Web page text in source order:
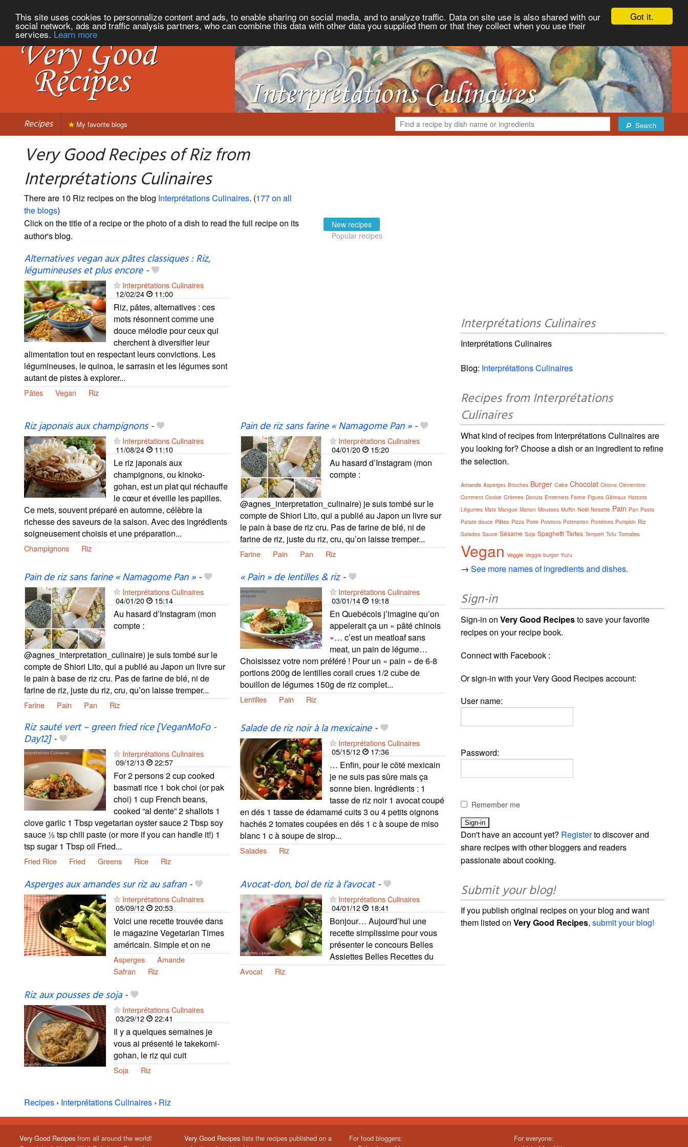
Got it.
This site uses cookies to personnalize content and ads, to enable sharing on social media, and to analyze traffic. Data on site use is also shared with our
social network, ads and traffic analysis partners, who can combine this data with other data you supplied them or that they collect when you use their
services. Learn more
Recipes Search
My favorite blogs
Very Good Recipes of Riz from
Interprétations Culinaires
There are 10 Riz recipes on the blog Interprétations Culinaires. (177 on all
the blogs)
Click on the title of a recipe or the photo of a dish to read the full recipe on its
author's blog.
New recipes
Popular recipes
Alternatives vegan aux pâtes classiques : Riz,
légumineuses et plus encore-
Interprétations Culinaires
12/02/24
11:00
Riz, pâtes, alternatives : ces
mots résonnent comme une
douce mélodie pour ceux qui
cherchent à diversifier leur
alimentation tout en respectant leurs convictions. Les
légumineuses, le quinoa, le sarrasin et les légumes sont
autant de pistes à explorer...
Pâtes Vegan Riz
Riz japonais aux champignons-
Interprétations Culinaires
11/08/24
11:10
Le riz japonais aux
champignons, ou kinoko-
gohan, est un plat qui réchauffe
le cœur et éveille les papilles.
Ce mets, souvent préparé en automne, célèbre la
richesse des saveurs de la saison. Avec des ingrédients
soigneusement choisis et une préparation...
Champignons Riz
Pain de riz sans farine « Namagome Pan »-
Interprétations Culinaires
04/01/20
15:20
Au hasard d’Instagram (mon
compte :
@agnes_interpretation_culinaire) je suis tombé sur le
compte de Shiori Lito, qui a publié au Japon un livre sur
le pain à base de riz cru. Pas de farine de blé, ni de
farine de riz, juste du riz, cru, qu’on laisse tremper...
Farine Pain Pan Riz
Pain de riz sans farine « Namagome Pan »-
Interprétations Culinaires
04/01/20
15:14
Au hasard d’Instagram (mon
compte :
@agnes_interpretation_culinaire) je suis tombé sur le
compte de Shiori Lito, qui a publié au Japon un livre sur
le pain à base de riz cru. Pas de farine de blé, ni de
farine de riz, juste du riz, cru, qu’on laisse tremper...
Farine Pain Pan Riz
« Pain » de lentilles & riz-
Interprétations Culinaires
03/01/14
19:18
En Quebécois j’imagine qu’on
appelerait ça un « pâté chinois
»… c’est un meatloaf sans
meat, un pain de légume…
Choisissez votre nom préféré ! Pour un « pain » de 6-8
portions 200g de lentilles corail crues 1/2 cube de
bouillon de légumes 150g de riz complet...
Lentilles Pain Riz
Riz sauté vert – green fried rice [VeganMoFo -
Day12]-
Interprétations Culinaires
09/12/13
22:57
For 2 persons 2 cup cooked
basmati rice 1 bok choi (or pak
choi) 1 cup French beans,
cooked “al dente” 2 shallots 1
clove garlic 1 Tbsp vegetarian oyster sauce 2 Tbsp soy
sauce ½ tsp chili paste (or more if you can handle it!) 1
tsp sugar 1 Tbsp oil Fried...
Fried Rice Fried Greens Rice Riz
Salade de riz noir à la mexicaine-
Interprétations Culinaires
05/15/12
17:36
… Enfin, pour le côté mexicain
je ne suis pas sûre mais ça
sonne bien. Ingrédients : 1
tasse de riz noir 1 avocat coupé
en dés 1 tasse de édamamé cuits 3 ou 4 petits oignons
hachés 2 tomates coupées en dés 1 c à soupe de miso
blanc 1 c à soupe de sirop...
Salades Riz
Asperges aux amandes sur riz au safran-
Interprétations Culinaires
05/09/12
20:53
Voici une recette trouvée dans
le magazine Vegetarian Times
américain. Simple et on ne
Asperges
Amande
Safran
Riz
Avocat-don, bol de riz à l’avocat-
Interprétations Culinaires
04/01/12
18:41
Bonjour… Aujourd’hui une
recette simplissime pour vous
présenter le concours Belles
Assiettes Belles Recettes du
Avocat Riz
Riz aux pousses de soja-
Interprétations Culinaires
03/29/12
22:41
Il y a quelques semaines je
vous ai présenté le takekomi-
gohan, le riz qui cuit
Soja Riz
Recipes › Interprétations Culinaires › Riz
Interprétations Culinaires
Interprétations Culinaires
Blog: Interprétations Culinaires
Recipes from Interprétations
Culinaires
What kind of recipes from Interprétations Culinaires are
you looking for? Choose a dish or an ingredient to refine
the selection.
Amande Asperges Brioches Burger Cake Chocolat Citrons Clémentine
Comment Cookie Crèmes Donuts Entremets Farine Figues Gâteaux Haricots
Légumes Maïs Mangue Marron Mousses Muffin Noël Noisette Pain Pan Pasta
Patate douce Pâtes Pizza Poire Poivrons Potimarron Protéines Pumpkin Riz
Salades Sauce Sésame Soja Spaghetti Tartes Tempeh Tofu Tomates
Vegan Veggie Veggie burger Yuzu
→See more names of ingredients and dishes.
Sign-in
Sign-in onVery Good Recipesto save your favorite
recipes on your recipe book.
Connect with Facebook :
Or sign-in with your Very Good Recipes account:
User name:
Password:
Remember me
Don't have an account yet? Registerto discover and
share recipes with other bloggers and readers
passionate about cooking.
Submit your blog!
If you publish original recipes on your blog and want
them listed onVery Good Recipes,submit your blog!
Very Good Recipesfrom all around the world!
Very Good Recipeslists the recipes published on a
For food bloggers:
For everyone: